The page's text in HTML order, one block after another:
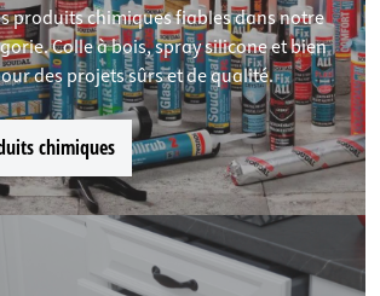
produits chimiques fiables dans notre
Colle à bois, spray silicone et bien
des projets sûrs et de qualité.
chimiques